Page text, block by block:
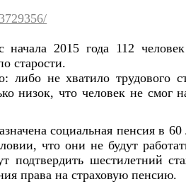
начала 2015 года 112
старости.
либо не хватило трудового
низок, что человек не смог
социальная пенсия в
что они не будут
подтвердить шестилетний
права на страховую пенсию.